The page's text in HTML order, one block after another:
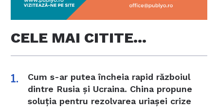
CELE MAI CITITE…
Cum s-ar putea încheia rapid războiul
dintre Rusia și Ucraina. China propune
soluția pentru rezolvarea uriașei crize